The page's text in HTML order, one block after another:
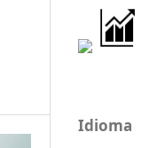
Idioma